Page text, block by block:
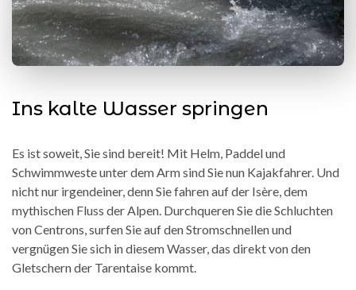
Ins kalte Wasser springen
Es ist soweit, Sie sind bereit! Mit Helm, Paddel und
Schwimmweste unter dem Arm sind Sie nun Kajakfahrer. Und
nicht nur irgendeiner, denn Sie fahren auf der Isère, dem
mythischen Fluss der Alpen. Durchqueren Sie die Schluchten
von Centrons, surfen Sie auf den Stromschnellen und
vergnügen Sie sich in diesem Wasser, das direkt von den
Gletschern der Tarentaise kommt.